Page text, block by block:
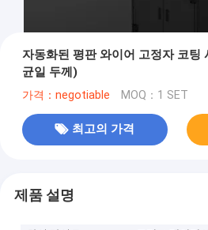
자동화된 평판 와이어 고정자 코
균일 두께)
가격：negotiable MOQ：1 SET
최고의 가격
제품 설명